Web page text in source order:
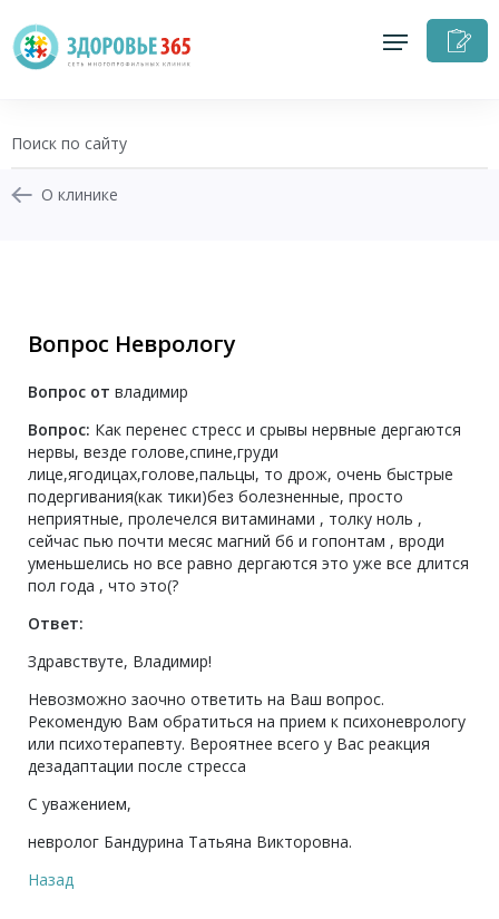
О клинике
Вопрос Неврологу
Вопрос от владимир
Вопрос: Как перенес стресс и срывы нервные дергаются
нервы, везде голове,спине,груди
лице,ягодицах,голове,пальцы, то дрож, очень быстрые
подергивания(как тики)без болезненные, просто
неприятные, пролечелся витаминами , толку ноль ,
сейчас пью почти месяс магний б6 и гопонтам , вроди
уменьшелись но все равно дергаются это уже все длится
пол года , что это(?
Ответ:
Здравствуте, Владимир!
Невозможно заочно ответить на Ваш вопрос.
Рекомендую Вам обратиться на прием к психоневрологу
или психотерапевту. Вероятнее всего у Вас реакция
дезадаптации после стресса
С уважением,
невролог Бандурина Татьяна Викторовна.
Назад
Личный кабинет